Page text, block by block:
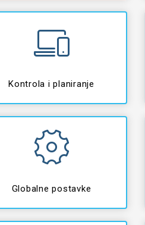
Kontrola i planiranje
Globalne postavke